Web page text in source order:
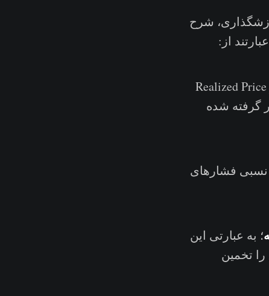
شرح
از:‌‌‌‌
مانند میانگین 200D-SMA و معیار Realized Price
گرفته شده
نسبی فشارهای
؛ به عبارتی این
تخمین